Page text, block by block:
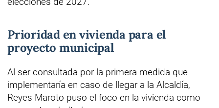
Prioridad en vivienda para el
proyecto municipal
Al ser consultada por la primera medida que
implementaría en caso de llegar a la Alcaldía,
Reyes Maroto puso el foco en la vivienda como